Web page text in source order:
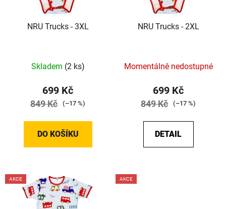
NRU Trucks - 3XL
Skladem (2 ks)
699 Kč
849 Kč (–17 %)
DO KOŠÍKU
NRU Trucks - 2XL
Momentálně nedostupné
699 Kč
849 Kč (–17 %)
DETAIL
AKCE AKCE